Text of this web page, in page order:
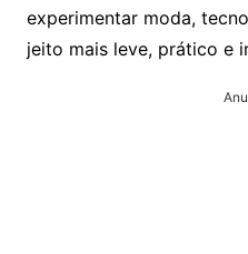
experimentar moda,
jeito mais leve, prático e